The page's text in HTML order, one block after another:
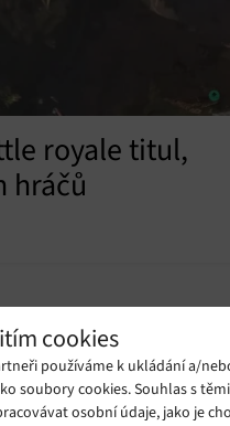
cookies
používáme k ukládání a/
soubory cookies. Souhlas s
osobní údaje, jako je
royale titul,
hráčů